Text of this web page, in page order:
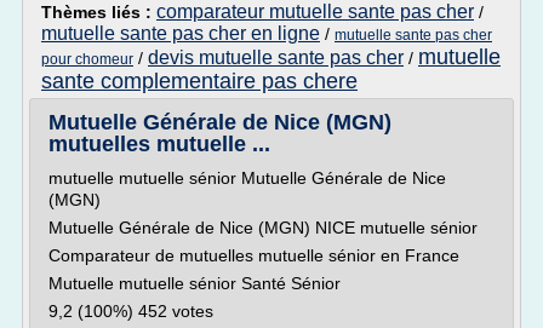
Thèmes liés : comparateur mutuelle sante pas cher /
mutuelle sante pas cher en ligne / mutuelle sante pas cher
pour chomeur / devis mutuelle sante pas cher / mutuelle
sante complementaire pas chere
Mutuelle Générale de Nice (MGN)
mutuelles mutuelle ...
mutuelle mutuelle sénior Mutuelle Générale de Nice
(MGN)
Mutuelle Générale de Nice (MGN) NICE mutuelle sénior
Comparateur de mutuelles mutuelle sénior en France
Mutuelle mutuelle sénior Santé Sénior
9,2 (100%) 452 votes